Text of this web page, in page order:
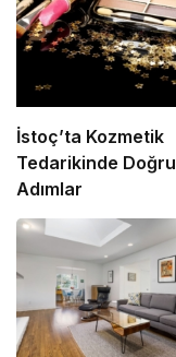
İstoç’ta Kozmetik
Tedarikinde Doğru
Adımlar